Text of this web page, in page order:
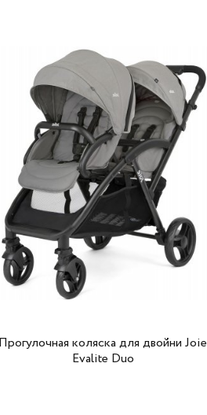
Прогулочная коляска для двойни Joie
Evalite Duo